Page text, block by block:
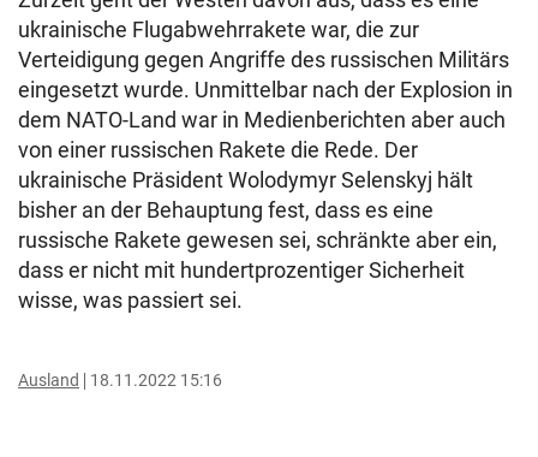
ukrainische Flugabwehrrakete war, die zur
Verteidigung gegen Angriffe des russischen Militärs
eingesetzt wurde. Unmittelbar nach der Explosion in
dem NATO-Land war in Medienberichten aber auch
von einer russischen Rakete die Rede. Der
ukrainische Präsident Wolodymyr Selenskyj hält
bisher an der Behauptung fest, dass es eine
russische Rakete gewesen sei, schränkte aber ein,
dass er nicht mit hundertprozentiger Sicherheit
wisse, was passiert sei.
Ausland 18.11.2022 15:16